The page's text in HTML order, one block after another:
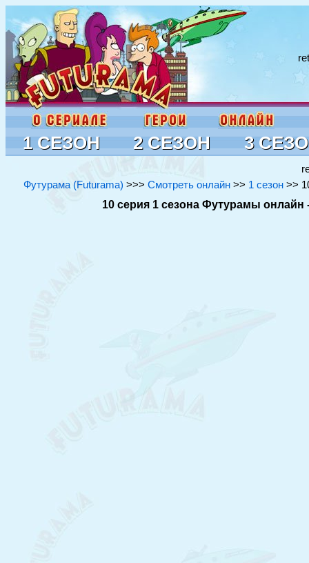
1 СЕЗОН 2 СЕЗОН 3
Футурама (Futurama) >>> Смотреть онлайн >> 1 сезон >>
10 серия 1 сезона Футурамы